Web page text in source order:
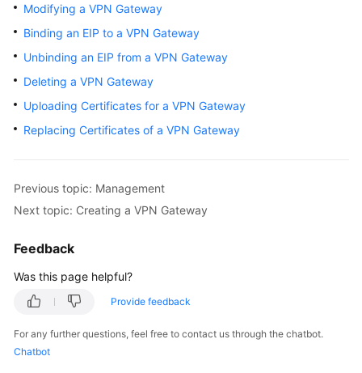
Getting
User
Guide
Administrator
Guide
Practices
API
More
Modifying a VPN Gateway
Binding an EIP to a VPN Gateway
Unbinding an EIP from a VPN Gateway
Deleting a VPN Gateway
Uploading Certificates for a VPN Gateway
Replacing Certificates of a VPN Gateway
Previous topic: Management
Next topic: Creating a VPN Gateway
Feedback
Was this page helpful?
Provide feedback
For any further questions, feel free to contact us through the chatbot.
Chatbot